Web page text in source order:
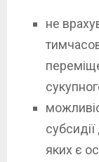
не
яких є